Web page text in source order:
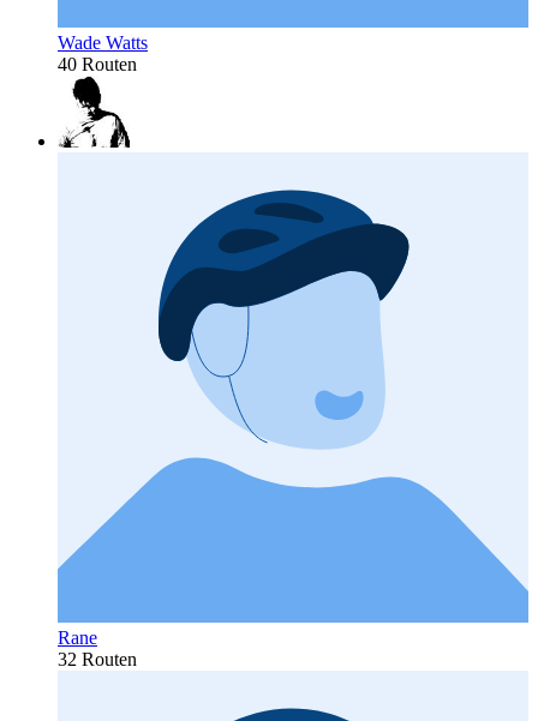
Wade Watts
40 Routen
Rane
32 Routen